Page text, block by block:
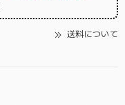
送料について